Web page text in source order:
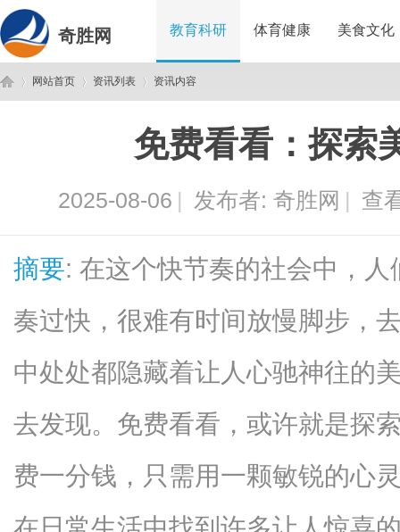
奇胜网 教育科研 体育健康 美食文化
网站首页 资讯列表
›
资讯内容
免费看看：探索
2025-08-06 | 发布者: 奇胜网 | 查
摘要: 在这个快节奏的社会中，
奏过快，很难有时间放慢脚步，
中处处都隐藏着让人心驰神往的
去发现。免费看看，或许就是探
费一分钱，只需用一颗敏锐的心